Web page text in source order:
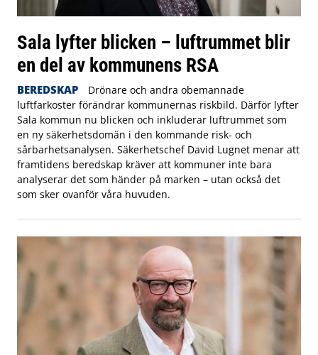
Sala lyfter blicken – luftrummet blir
en del av kommunens RSA
BEREDSKAP
Drönare och andra obemannade
luftfarkoster förändrar kommunernas riskbild. Därför lyfter
Sala kommun nu blicken och inkluderar luftrummet som
en ny säkerhetsdomän i den kommande risk- och
sårbarhetsanalysen. Säkerhetschef David Lugnet menar att
framtidens beredskap kräver att kommuner inte bara
analyserar det som händer på marken – utan också det
som sker ovanför våra huvuden.